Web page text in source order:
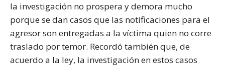
la investigación no prospera y demora mucho
porque se dan casos que las notificaciones para el
agresor son entregadas a la víctima quien no corre
traslado por temor. Recordó también que, de
acuerdo a la ley, la investigación en estos casos